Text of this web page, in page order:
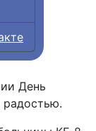
День